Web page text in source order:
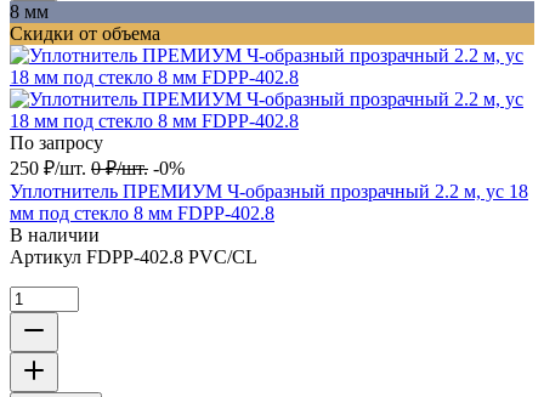
8 мм
Скидки от объема
По запросу
250 ₽/шт. 0 ₽/шт. -0%
Уплотнитель ПРЕМИУМ Ч-образный прозрачный 2.2 м, ус 18
мм под стекло 8 мм FDPP-402.8
В наличии
Артикул FDPP-402.8 PVC/CL